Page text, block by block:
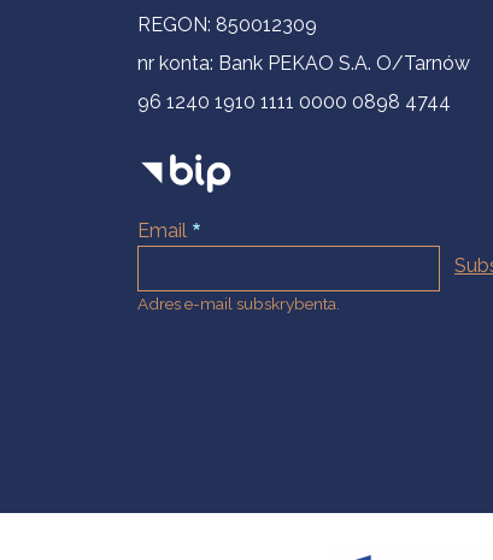
REGON: 850012309
nr konta: Bank PEKAO S.A. O/Tarnów
96 1240 1910 1111 0000 0898 4744
Email
Adres e-mail subskrybenta.